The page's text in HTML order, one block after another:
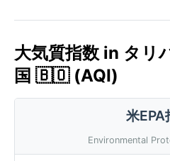
大気質指数 in タリ
国 🇧🇴 (AQI)
米EPA
Environmental